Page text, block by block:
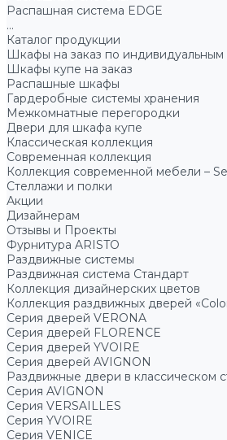
Распашная система EDGE
...
Каталог продукции
Шкафы на заказ по индивидуальным
Шкафы купе на заказ
Распашные шкафы
Гардеробные системы хранения
Межкомнатные перегородки
Двери для шкафа купе
Классическая коллекция
Современная коллекция
Коллекция современной мебели –
Стеллажи и полки
Акции
Дизайнерам
Отзывы и Проекты
Фурнитура ARISTO
Раздвижные системы
Раздвижная система Стандарт
Коллекция дизайнерских цветов
Коллекция раздвижных дверей
Серия дверей VERONA
Серия дверей FLORENCE
Серия дверей YVOIRE
Серия дверей AVIGNON
Раздвижные двери в классическом
Серия AVIGNON
Серия VERSAILLES
Серия YVOIRE
Серия VENICE